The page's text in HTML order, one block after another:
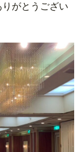
がとうござい